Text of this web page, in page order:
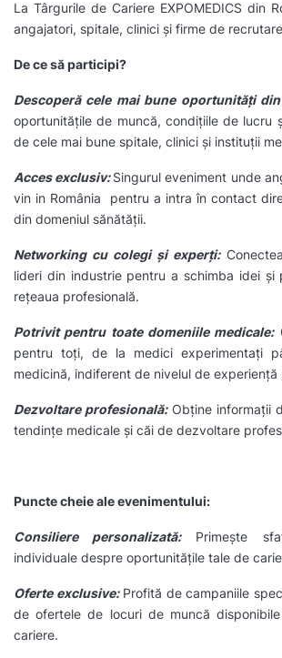
La Târgurile de Cariere EXPOMEDICS din
angajatori, spitale, clinici și firme de
De ce să participi?
Descoperă cele mai bune oportunități
oportunitățile de muncă, condițiile de lucru
de cele mai bune spitale, clinici și instituții
Acces exclusiv:Singurul eveniment unde
vin in România pentru a intra în contact
din domeniul sănătății.
Networking cu colegi și experți:
lideri din industrie pentru a schimba idei și
rețeaua profesională.
Potrivit pentru toate domeniile medicale:
pentru toți, de la medici experimentați
medicină, indiferent de nivelul de experiență
Dezvoltare profesională:Obține informații
tendințe medicale și căi de dezvoltare
Puncte cheie ale evenimentului:
Consiliere personalizată:Primește
individuale despre oportunitățile tale de
Oferte exclusive:Profită de campaniile
de ofertele de locuri de muncă
cariere.